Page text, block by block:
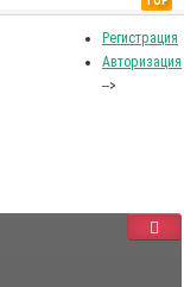
Регистрация
Авторизация
-->